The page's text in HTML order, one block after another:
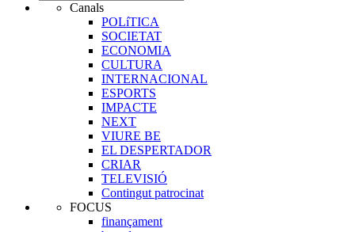
Canals
POLíTICA
SOCIETAT
ECONOMIA
CULTURA
INTERNACIONAL
ESPORTS
IMPACTE
NEXT
VIURE BE
EL DESPERTADOR
CRIAR
TELEVISIÓ
Contingut patrocinat
FOCUS
finançament